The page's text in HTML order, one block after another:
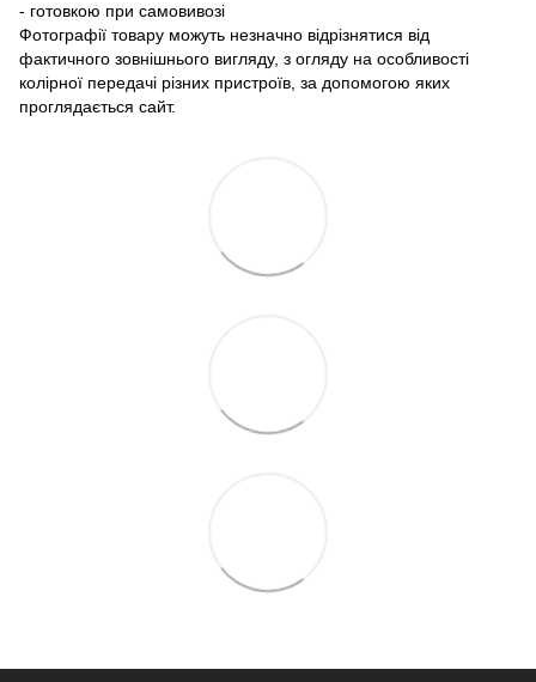
- готовкою при самовивозі
Фотографії товару можуть незначно відрізнятися від
фактичного зовнішнього вигляду, з огляду на особливості
колірної передачі різних пристроїв, за допомогою яких
проглядається сайт.